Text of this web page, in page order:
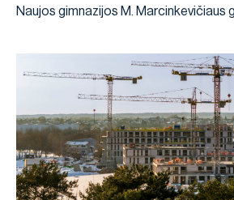
Naujos gimnazijos M. Marcinkevičiaus